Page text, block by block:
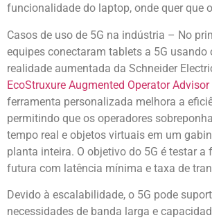
funcionalidade do laptop, onde quer que
Casos de uso de 5G na indústria – No
equipes conectaram tablets a 5G usando
realidade aumentada da Schneider
EcoStruxure Augmented Operator Advisor
ferramenta personalizada melhora a
permitindo que os operadores
tempo real e objetos virtuais em um
planta inteira. O objetivo do 5G é testar a
futura com latência mínima e taxa de
Devido à escalabilidade, o 5G pode
necessidades de banda larga e